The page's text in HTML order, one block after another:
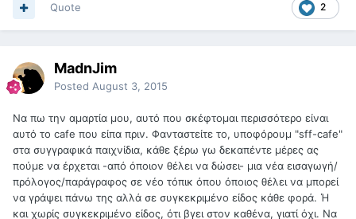
2
Quote
MadnJim
Posted August 3, 2015
Να πω την αμαρτία μου, αυτό που σκέφτομαι περισσότερο είναι
αυτό το cafe που είπα πριν. Φανταστείτε το, υποφόρουμ "sff-cafe"
στα συγγραφικά παιχνίδια, κάθε ξέρω γω δεκαπέντε μέρες ας
πούμε να έρχεται -από όποιον θέλει να δώσει- μια νέα εισαγωγή/
πρόλογος/παράγραφος σε νέο τόπικ όπου όποιος θέλει να μπορεί
να γράψει πάνω της αλλά σε συγκεκριμένο είδος κάθε φορά. Ή
και χωρίς συγκεκριμένο είδος, ότι βγει στον καθένα, γιατί όχι. Να